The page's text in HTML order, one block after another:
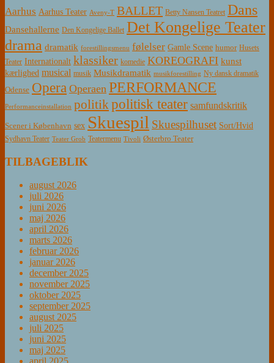
Aarhus Aarhus Teater Aveny-T BALLET Betty Nansen Teatret Dans
Dansehallerne Den Kongelige Ballet Det Kongelige Teater
drama dramatik forestillingsmenu følelser Gamle Scene humor Husets
Teater Internationalt klassiker komedie KOREOGRAFI kunst
kærlighed musical musik Musikdramatik musikforestilling Ny dansk dramatik
Odense Opera Operaen PERFORMANCE
Performanceinstallation politik politisk teater samfundskritik
Scener i København sex Skuespil Skuespilhuset Sort/Hvid
Sydhavn Teater Teater Grob Teatermenu Tivoli Østerbro Teater
TILBAGEBLIK
august 2026
juli 2026
juni 2026
maj 2026
april 2026
marts 2026
februar 2026
januar 2026
december 2025
november 2025
oktober 2025
september 2025
august 2025
juli 2025
juni 2025
maj 2025